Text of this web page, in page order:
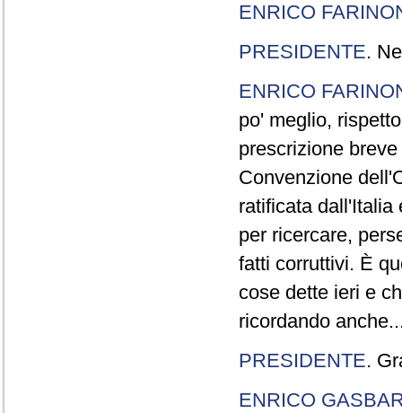
ENRICO
PRESIDENTE.
ENRICO
po' meglio,
prescrizione
Convenzione
ratificata dall'Italia
per ricercare,
fatti corruttivi. È
cose dette ieri e
ricordando
PRESIDENTE.
ENRICO